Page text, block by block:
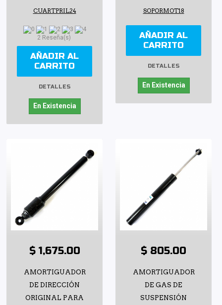
CUARTPRIL24
2 Reseña(s)
AÑADIR AL
CARRITO
DETALLES
En Existencia
SOPORMOT18
AÑADIR AL
CARRITO
DETALLES
En Existencia
$ 1,675.00
AMORTIGUADOR
DE DIRECCIÓN
ORIGINAL PARA
$ 805.00
AMORTIGUADOR
DE GAS DE
SUSPENSIÓN